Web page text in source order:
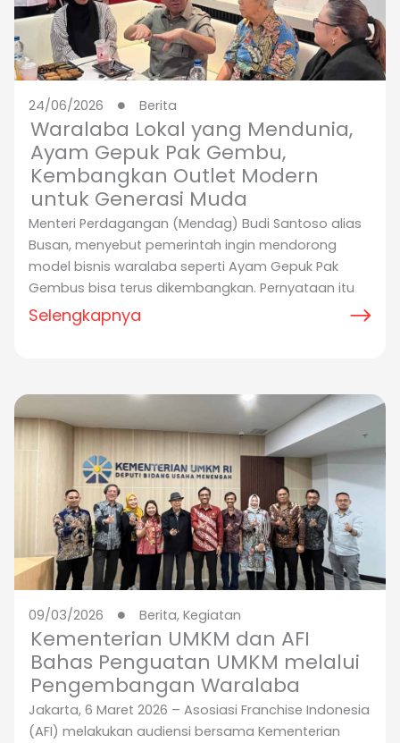
24/06/2026 Berita
Waralaba Lokal yang Mendunia,
Ayam Gepuk Pak Gembu,
Kembangkan Outlet Modern
untuk Generasi Muda
Menteri Perdagangan (Mendag) Budi Santoso alias
Busan, menyebut pemerintah ingin mendorong
model bisnis waralaba seperti Ayam Gepuk Pak
Gembus bisa terus dikembangkan. Pernyataan itu
Selengkapnya
09/03/2026 Berita, Kegiatan
Kementerian UMKM dan AFI
Bahas Penguatan UMKM melalui
Pengembangan Waralaba
Jakarta, 6 Maret 2026 – Asosiasi Franchise Indonesia
(AFI) melakukan audiensi bersama Kementerian